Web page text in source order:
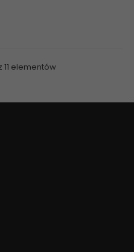
11 elementów